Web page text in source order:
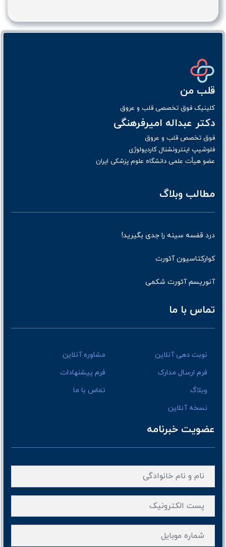
قلب من
کلینیک فوق تخصصی قلب و عروق
دکتر عبداله امیرفرهنگی
فوق تخصص قلب و عروق
فلوشیپ اینترونشنال کاردیولوژی
عضو هیأت علمی دانشگاه علوم پزشکی ایران
مطالب وبلاگ
درد قفسه سینه را جدی بگیرید!
کوارکتاسیون آئورت
آنوریسم آئورت شکمی
تماس با ما
نوبت دهی آنلاین
مشاوره آنلاین
فرم ارسال مدارک
فرم پیشنهادات
وبلاگ
تماس با ما
نسخه آنلاین
عضویت خبرنامه